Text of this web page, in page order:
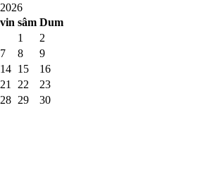
vin sâm Dum
1
2
7 8
9
14 15
16
21 22
23
28 29
30